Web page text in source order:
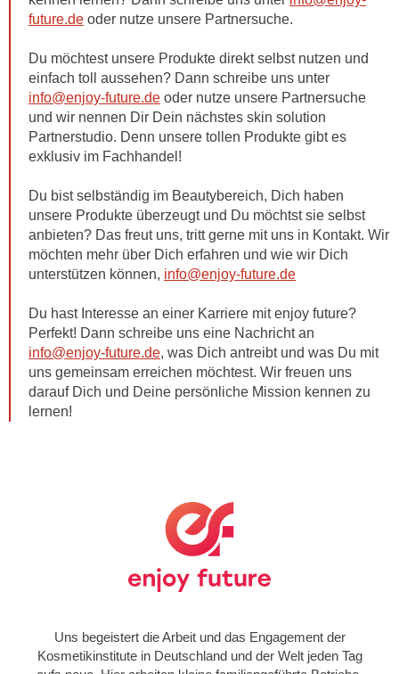
future.de oder nutze unsere Partnersuche.
Du möchtest unsere Produkte direkt selbst nutzen und
einfach toll aussehen? Dann schreibe uns unter
info@enjoy-future.de oder nutze unsere Partnersuche
und wir nennen Dir Dein nächstes skin solution
Partnerstudio. Denn unsere tollen Produkte gibt es
exklusiv im Fachhandel!
Du bist selbständig im Beautybereich, Dich haben
unsere Produkte überzeugt und Du möchtst sie selbst
anbieten? Das freut uns, tritt gerne mit uns in Kontakt. Wir
möchten mehr über Dich erfahren und wie wir Dich
unterstützen können, info@enjoy-future.de
Du hast Interesse an einer Karriere mit enjoy future?
Perfekt! Dann schreibe uns eine Nachricht an
info@enjoy-future.de, was Dich antreibt und was Du mit
uns gemeinsam erreichen möchtest. Wir freuen uns
darauf Dich und Deine persönliche Mission kennen zu
lernen!
Uns begeistert die Arbeit und das Engagement der
Kosmetikinstitute in Deutschland und der Welt jeden Tag